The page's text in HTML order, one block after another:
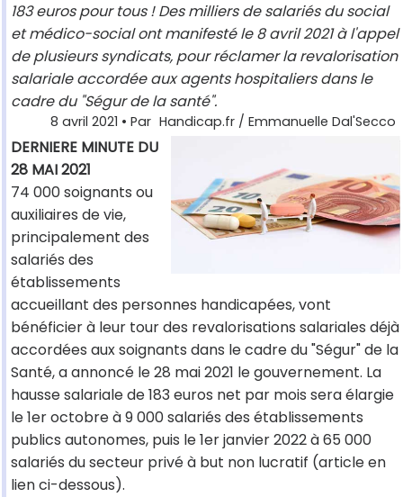
183 euros pour tous ! Des milliers de salariés du social
et médico-social ont manifesté le 8 avril 2021 à l'appel
de plusieurs syndicats, pour réclamer la revalorisation
salariale accordée aux agents hospitaliers dans le
cadre du "Ségur de la santé".
8 avril 2021 • Par Handicap.fr / Emmanuelle Dal'Secco
DERNIERE MINUTE DU
28 MAI 2021
74 000 soignants ou
auxiliaires de vie,
principalement des
salariés des
établissements
accueillant des personnes handicapées, vont
bénéficier à leur tour des revalorisations salariales déjà
accordées aux soignants dans le cadre du "Ségur" de la
Santé, a annoncé le 28 mai 2021 le gouvernement. La
hausse salariale de 183 euros net par mois sera élargie
le 1er octobre à 9 000 salariés des établissements
publics autonomes, puis le 1er janvier 2022 à 65 000
salariés du secteur privé à but non lucratif (article en
lien ci-dessous).